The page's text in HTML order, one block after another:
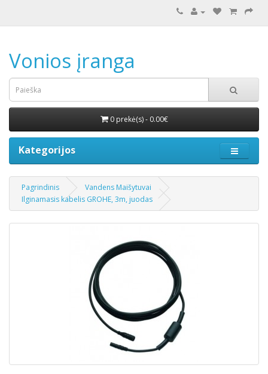
Vonios įranga
0 prekė(s) - 0.00€
Kategorijos
Pagrindinis
Vandens Maišytuvai
Ilginamasis kabelis GROHE, 3m, juodas